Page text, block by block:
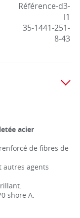
Référence-d3-
l1
35-1441-251-
8-43
acier
de fibres de
autres agents
shore A.